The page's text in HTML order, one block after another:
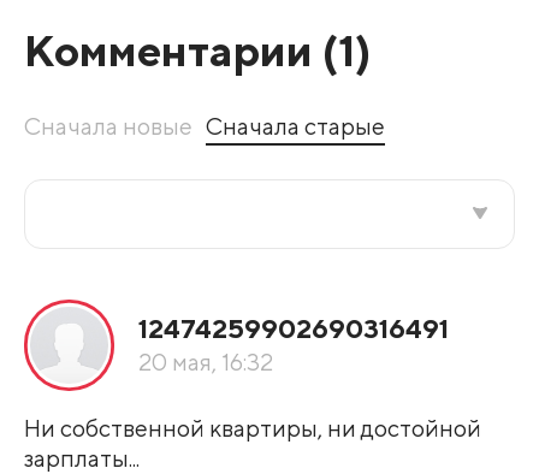
Комментарии (1)
Сначала новые Сначала старые
По рейтингу
Развернуть все
12474259902690316491
20 мая, 16:32
Ни собственной квартиры, ни достойной
зарплаты...